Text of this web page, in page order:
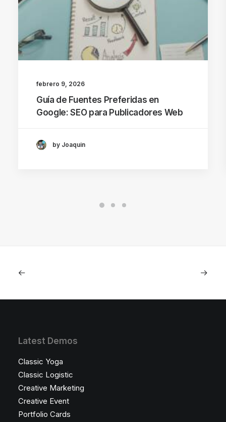
febrero 9, 2026
Guía de Fuentes Preferidas en
Google: SEO para Publicadores Web
by Joaquin
Latest Demos
Classic Yoga
Classic Logistic
Creative Marketing
Creative Event
Portfolio Cards